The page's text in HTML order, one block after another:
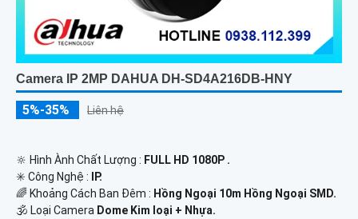
Camera IP 2MP DAHUA DH-SD4A216DB-HNY
5%-35% Liên hệ
🔆 Hình Ành Chất Lượng : FULL HD 1080P .
✳️ Công Nghệ :
IP.
🌈 Khoảng Cách Ban Đêm : Hồng Ngoại 10m Hồng Ngoại SMD.
🕉️ Loại Camera Dome Kim loại + Nhựa.